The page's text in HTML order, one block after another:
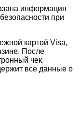
информация
при
картой Visa,
После
чек.
все данные о